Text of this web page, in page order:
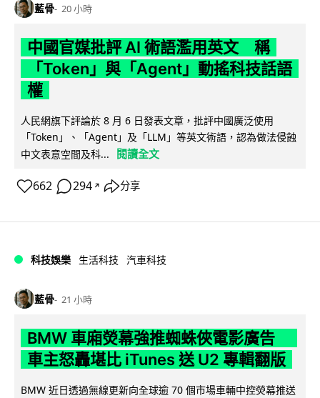
藍骨 20 小時
中國官媒批評 AI 術語濫用英文 稱
「Token」與「Agent」動搖科技話語
權
人民網旗下評論於 8 月 6 日發表文章，批評中國廣泛使用
「Token」、「Agent」及「LLM」等英文術語，認為做法侵蝕
中文表意空間及科...
閱讀全文
662 294 ↗ 分享
科技娛樂 生活科技 汽車科技
藍骨 21 小時
BMW 車廂熒幕強推蜘蛛俠電影廣告
車主怒轟堪比 iTunes 送 U2 專輯翻版
BMW 近日透過無線更新向全球逾 70 個市場車輛中控熒幕推送